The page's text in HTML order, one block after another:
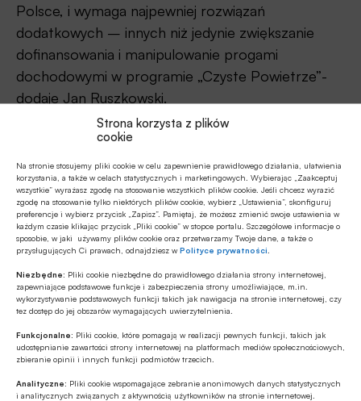
Strona korzysta z plików
cookie
Na stronie stosujemy pliki cookie w celu zapewnienie prawidłowego działania, ułatwienia
korzystania, a także w celach statystycznych i marketingowych. Wybierając „Zaakceptuj
wszystkie” wyrażasz zgodę na stosowanie wszystkich plików cookie. Jeśli chcesz wyrazić
zgodę na stosowanie tylko niektórych plików cookie, wybierz „Ustawienia”, skonfiguruj
preferencje i wybierz przycisk „Zapisz”. Pamiętaj, że możesz zmienić swoje ustawienia w
każdym czasie klikając przycisk „Pliki cookie” w stopce portalu. Szczegółowe informacje o
sposobie, w jaki używamy plików cookie oraz przetwarzamy Twoje dane, a także o
przysługujących Ci prawach, odnajdziesz wPolityce prywatności
Niezbędne: Pliki cookie niezbędne do prawidłowego działania strony internetowej,
zapewniające podstawowe funkcje i zabezpieczenia strony umożliwiające, m.in.
wykorzystywanie podstawowych funkcji takich jak nawigacja na stronie internetowej, czy
tez dostęp do jej obszarów wymagających uwierzytelnienia.
Funkcjonalne: Pliki cookie, które pomagają w realizacji pewnych funkcji, takich jak
udostępnianie zawartości strony internetowej na platformach mediów społecznościowych,
zbieranie opinii i innych funkcji podmiotów trzecich.
Analityczne: Pliki cookie wspomagające zebranie anonimowych danych statystycznych
i analitycznych związanych z aktywnością użytkowników na stronie internetowej.
Polsce, i wymaga najpewniej rozwiązań
dodatkowych – innych niż jedynie zwiększanie
dofinansowania i manipulowanie progami
dochodowymi w programie „Czyste Powietrze”-
dodaje Jan Ruszkowski.
Konfederacja Lewiatan
Udostępnij
Jan Ruszkowski Konfederacja Lewiatan
Program Czyste Powietrze